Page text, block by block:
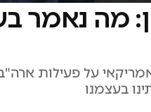
מה נאמר
על פעילות ארה"ב
בעצמנו